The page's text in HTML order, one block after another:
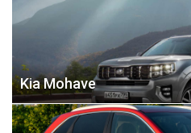
Kia Mohave